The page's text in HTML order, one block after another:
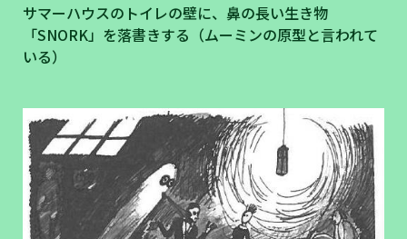
サマーハウスのトイレの壁に、鼻の長い生き物
「SNORK」を落書きする（ムーミンの原型と言われて
いる）